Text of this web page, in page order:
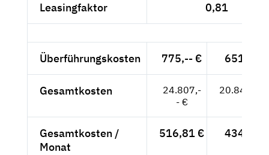
Leasingfaktor 0,81
Überführungskosten 775,-- € 651,26 €
Gesamtkosten
24.807,-
- €
20.846,22
Gesamtkosten /
Monat
516,81 € 434,30 €